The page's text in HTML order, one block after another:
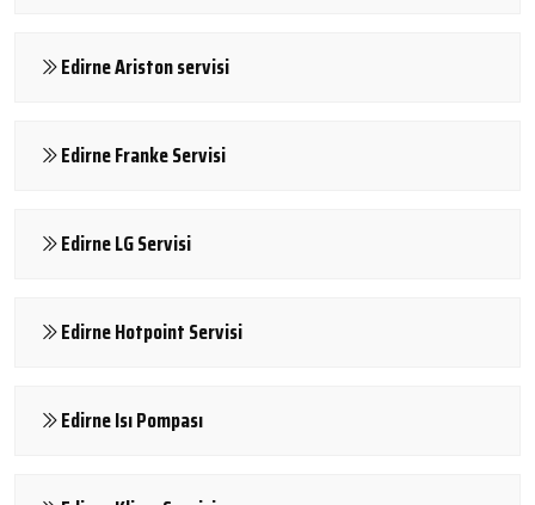
Edirne Ariston servisi
Edirne Franke Servisi
Edirne LG Servisi
Edirne Hotpoint Servisi
Edirne Isı Pompası